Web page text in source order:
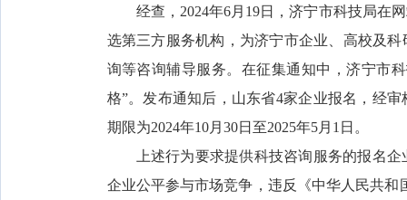
经查，2024年6月19日，济宁市科技局在
选第三方服务机构，为济宁市企业、高校及
询等咨询辅导服务。在征集通知中，济宁市
格”。发布通知后，山东省4家企业报名，经
期限为2024年10月30日至2025年5月1日。
上述行为要求提供科技咨询服务的报名
企业公平参与市场竞争，违反《中华人民共